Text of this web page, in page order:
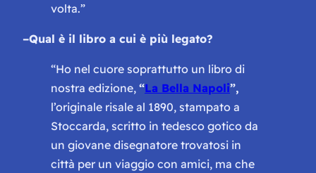
volta.”
–Qual è il libro a cui è più legato?
“Ho nel cuore soprattutto un libro di
nostra edizione, “La Bella Napoli”,
l’originale risale al 1890, stampato a
Stoccarda, scritto in tedesco gotico da
un giovane disegnatore trovatosi in
città per un viaggio con amici, ma che